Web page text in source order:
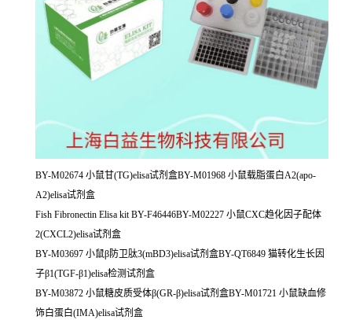
BY-M02674 小鼠甘(TG)elisa试剂盒BY-M01968 小鼠载脂蛋白A2(apo-
A2)elisa试剂盒
Fish Fibronectin Elisa kit BY-F46446BY-M02227 小鼠CXC趋化因子配体
2(CXCL2)elisa试剂盒
BY-M03697 小鼠β防卫肽3(mBD3)elisa试剂盒BY-QT6849 猫转化生长因
子β1(TGF-β1)elisa检测试剂盒
BY-M03872 小鼠糖皮质受体β(GR-β)elisa试剂盒BY-M01721 小鼠缺血修
饰白蛋白(IMA)elisa试剂盒